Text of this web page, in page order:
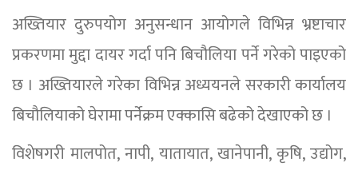
अख्तियार दुरुपयोग अनुसन्धान आयोगले विभिन्न भ्रष्टाचार
प्रकरणमा मुद्दा दायर गर्दा पनि बिचौलिया पर्ने गरेको पाइएको
छ । अख्तियारले गरेका विभिन्न अध्ययनले सरकारी कार्यालय
बिचौलियाको घेरामा पर्नेक्रम एक्कासि बढेको देखाएको छ ।
विशेषगरी मालपोत, नापी, यातायात, खानेपानी, कृषि, उद्योग,